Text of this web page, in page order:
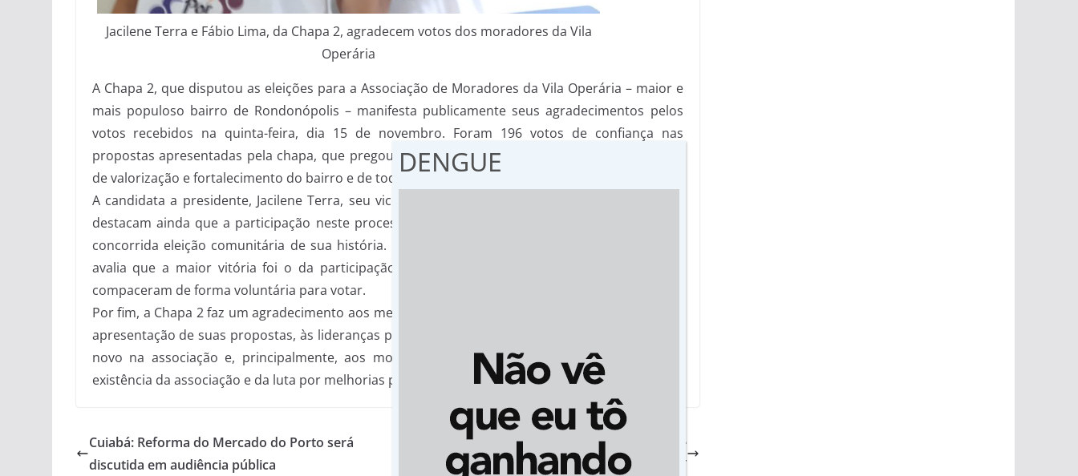
Jacilene Terra e Fábio Lima, da Chapa 2, agradecem votos dos moradores da Vila
Operária
A Chapa 2, que disputou as eleições para a Associação de Moradores da Vila Operária – maior e
mais populoso bairro de Rondonópolis – manifesta publicamente seus agradecimentos pelos
votos recebidos na quinta-feira, dia 15 de novembro. Foram 196 votos de confiança nas
propostas apresentadas pela chapa, que pregou a participação comunitária como instrumento
de valorização e fortalecimento do bairro e de toda a região.
A candidata a presidente, Jacilene Terra, seu vice Fábio Lima e demais integrantes da Chapa 2
destacam ainda que a participação neste processo fez com que a Vila Operária tivesse a mais
concorrida eleição comunitária de sua história. Apesar de não ter vencido o pleito, a Chapa 2
avalia que a maior vitória foi o da participação dos moradores, principalmente àqueles que
compaceram de forma voluntária para votar.
Por fim, a Chapa 2 faz um agradecimento aos meios de comunicação que abriram espaço para a
apresentação de suas propostas, às lideranças políticas e comunitárias que apoiaram a idéia do
novo na associação e, principalmente, aos moradores da gloriosa Vila Operária, motivo de
existência da associação e da luta por melhorias para o bairro.
Cuiabá: Reforma do Mercado do Porto será
discutida em audiência pública
Operação contra crimes ambientais prende
cinco empresários em MT
DENGUE